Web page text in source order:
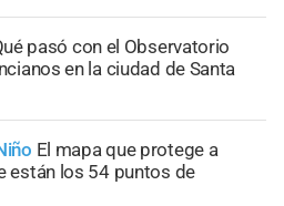
pasó con el Observatorio
en la ciudad de Santa
El mapa que protege a
están los 54 puntos de